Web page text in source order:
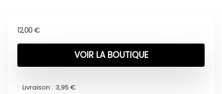
12,00 €
VOIR LA BOUTIQUE
Livraison : 3,95 €